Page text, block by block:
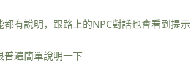
都有說明，跟路上的NPC對話也會看到提示
普遍簡單說明一下